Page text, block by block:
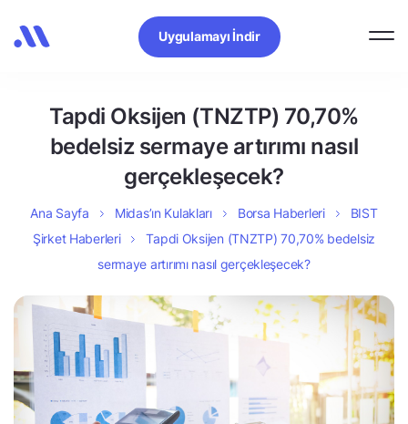
Uygulamayı İndir
Tapdi Oksijen (TNZTP) 70,70%
bedelsiz sermaye artırımı nasıl
gerçekleşecek?
Ana Sayfa Midas’ın Kulakları Borsa Haberleri
BIST
Şirket Haberleri
Tapdi Oksijen (TNZTP) 70,70% bedelsiz
sermaye artırımı nasıl gerçekleşecek?